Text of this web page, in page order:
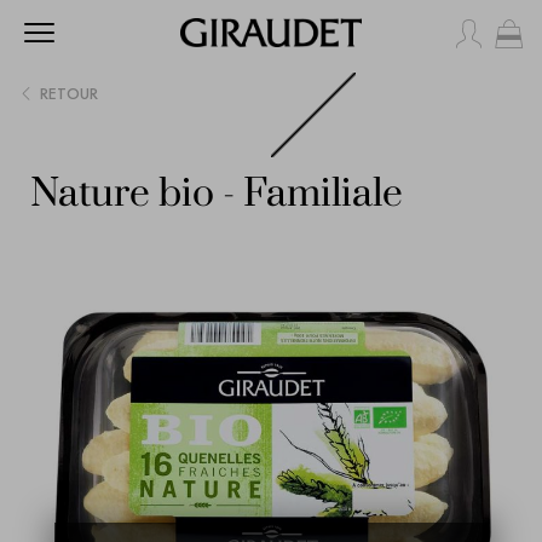
RETOUR
Nature bio - Familiale